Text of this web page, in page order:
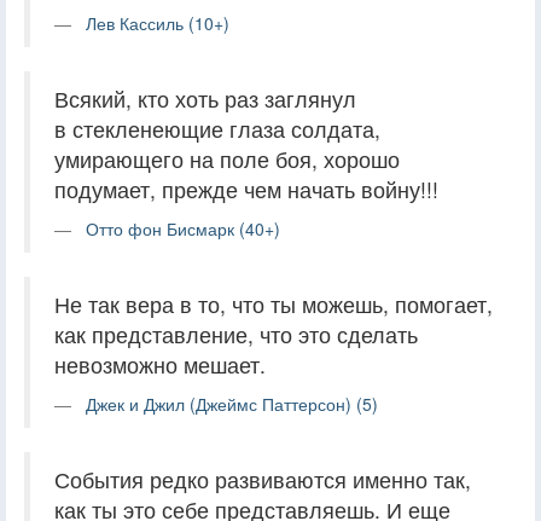
Лев Кассиль (10+)
Всякий, кто хоть раз заглянул
в стекленеющие глаза солдата,
умирающего на поле боя, хорошо
подумает, прежде чем начать войну!!!
Отто фон Бисмарк (40+)
Не так вера в то, что ты можешь, помогает,
как представление, что это сделать
невозможно мешает.
Джек и Джил (Джеймс Паттерсон) (5)
События редко развиваются именно так,
как ты это себе представляешь. И еще